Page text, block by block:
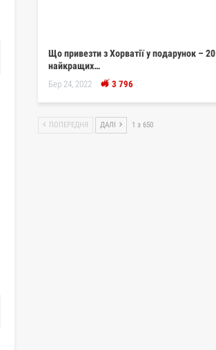
Що привезти з Хорватії у подарунок – 20
найкращих…
Бер 24, 2022 3 796
ПОПЕРЕДНЯ ДАЛІ 1 з 650